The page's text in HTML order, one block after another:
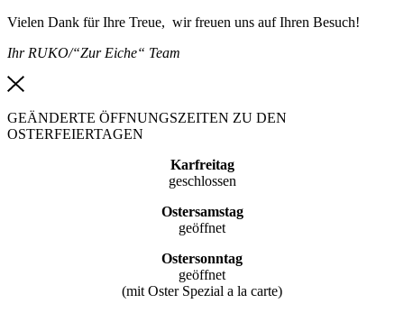
Vielen Dank für Ihre Treue, wir freuen uns auf Ihren Besuch!
Ihr RUKO/“Zur Eiche“ Team
GEÄNDERTE ÖFFNUNGSZEITEN ZU DEN
OSTERFEIERTAGEN
Karfreitag
geschlossen
Ostersamstag
geöffnet
Ostersonntag
geöffnet
(mit Oster Spezial a la carte)